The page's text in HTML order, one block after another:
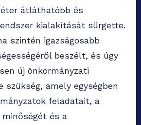
átláthatóbb és
kialakítását sürgette.
szintén igazságosabb
beszélt, és úgy
új önkormányzati
szükség, amely egységben
feladatait, a
és a